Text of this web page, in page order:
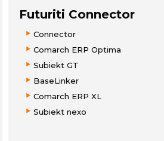
Futuriti Connector
Connector
Comarch ERP Optima
Subiekt GT
BaseLinker
Comarch ERP XL
Subiekt nexo